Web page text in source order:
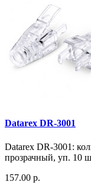
Datarex DR-3001
Datarex DR-3001:
прозрачный, уп. 10
157.00 р.